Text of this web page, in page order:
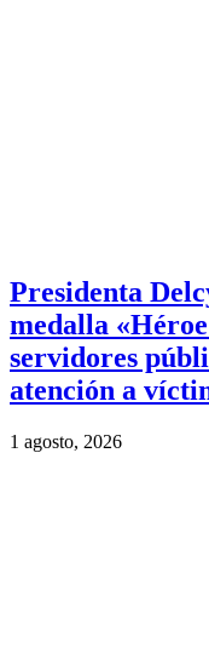
Presidenta
medalla
servidores
atención a
1 agosto, 2026